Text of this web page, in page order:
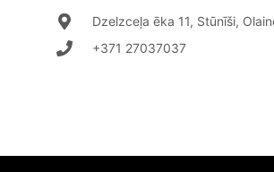
Dzelzceļa ēka 11, Stūnīši,
+371 27037037‬